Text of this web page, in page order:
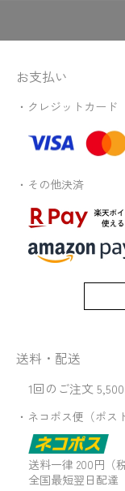
お支払い
・クレジットカード
・その他決済
送料・配送
1回のご注文
・ネコポス便（ポス
送料一律 200円（税
全国最短翌日配達